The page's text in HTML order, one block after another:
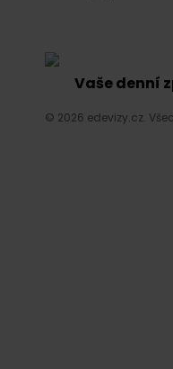
Vaše denní
© 2026 edevizy.cz.